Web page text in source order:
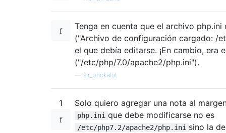
Tenga en cuenta que el archivo
("Archivo de configuración cargado: /
el que debía editarse. ¡En cambio, era
("/etc/php/7.0/apache2/php.ini").
sir_brickalot
1 Solo quiero agregar una nota al
php.ini que debe modificarse no es
/etc/php7.2/apache2/php.ini sino la